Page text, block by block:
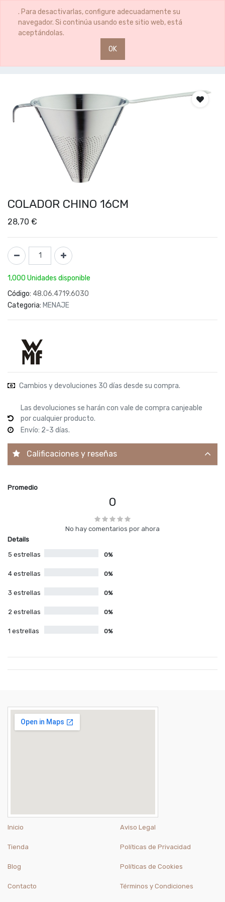
. Para desactivarlas, configure adecuadamente su
navegador. Si continúa usando este sitio web, está
aceptándolas.
OK
0 0
COLADOR CHINO 16CM
COLADOR CHINO 16CM
28,70 €
1,000 Unidades disponible
Código: 48.06.4719.6030
Categoria: MENAJE
Cambios y devoluciones 30 días desde su compra.
Las devoluciones se harán con vale de compra canjeable
por cualquier producto.
Envío: 2-3 días.
Calificaciones y reseñas
Promedio
0
No hay comentarios por ahora
Details
5 estrellas
0%
4 estrellas 0%
3 estrellas 0%
2 estrellas 0%
1 estrellas 0%
Inicio
Tienda
Blog
Contacto
Aviso Legal
Políticas de Privacidad
Políticas de Cookies
Términos y Condiciones